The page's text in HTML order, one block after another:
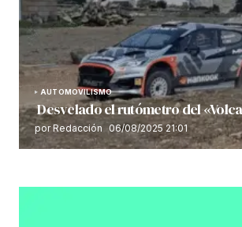
AUTOMOVILISMO
Desvelado el rutómetro del
por Redacción 06/08/2025 21:01